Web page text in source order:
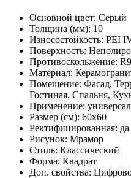
Основной цвет: Серый
Толщина (мм): 10
Износостойкость: PEI
Поверхность:
Противоскольжение: R9
Материал:
Помещение: Фасад,
Гостиная, Спальня,
Применение:
Размер (см): 60x60
Ректифицированная: да
Рисунок: Мрамор
Стиль: Классический
Форма: Квадрат
Доп. свойства: